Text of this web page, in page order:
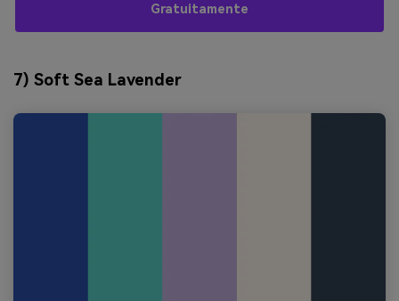
Gratuitamente
7) Soft Sea Lavender